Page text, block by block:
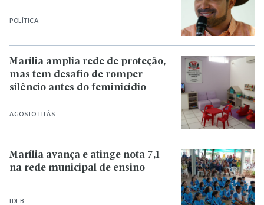
POLÍTICA
AGOSTO LILÁS
Marília amplia rede de proteção,
mas tem desafio de romper
silêncio antes do feminicídio
IDEB
Marília avança e atinge nota 7,1
na rede municipal de ensino